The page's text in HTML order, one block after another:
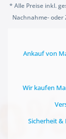
* Alle Preise inkl.
Nachnahme-
Ankauf von
Wir kaufen
Sicherheit &